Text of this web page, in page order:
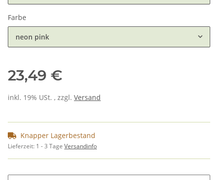
Farbe
neon pink
23,49 €
inkl. 19% USt. , zzgl. Versand
Knapper Lagerbestand
Lieferzeit: 1 - 3 Tage Versandinfo